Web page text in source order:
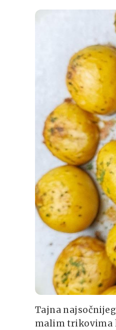
Tajna
malim trikovima